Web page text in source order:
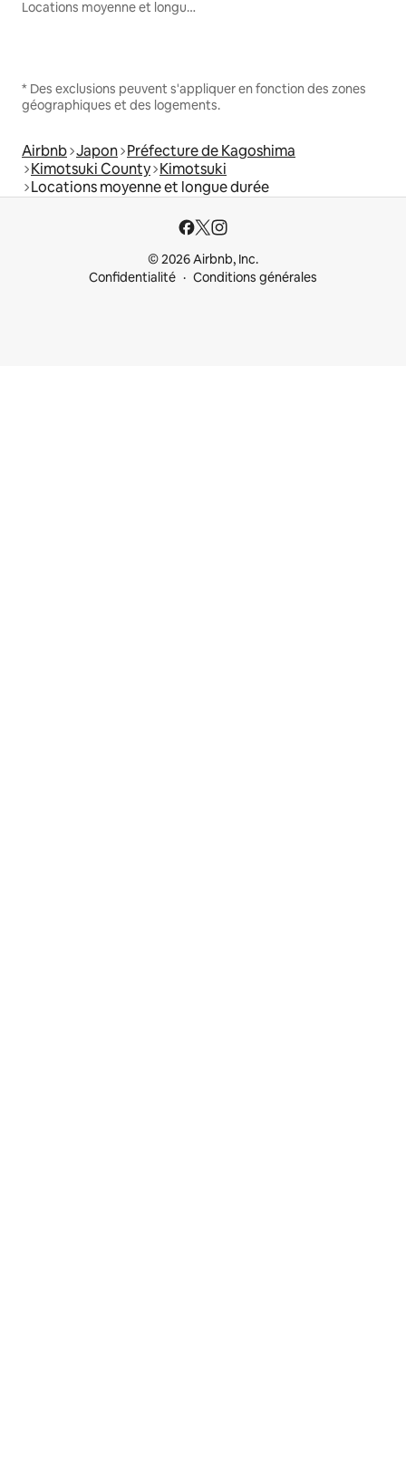
Locations moyenne et longue durée
* Des exclusions peuvent s'appliquer en fonction des zones
géographiques et des logements.
Airbnb Japon Préfecture de Kagoshima
Kimotsuki County Kimotsuki
Locations moyenne et longue durée
© 2026 Airbnb, Inc.
Confidentialité
Conditions générales